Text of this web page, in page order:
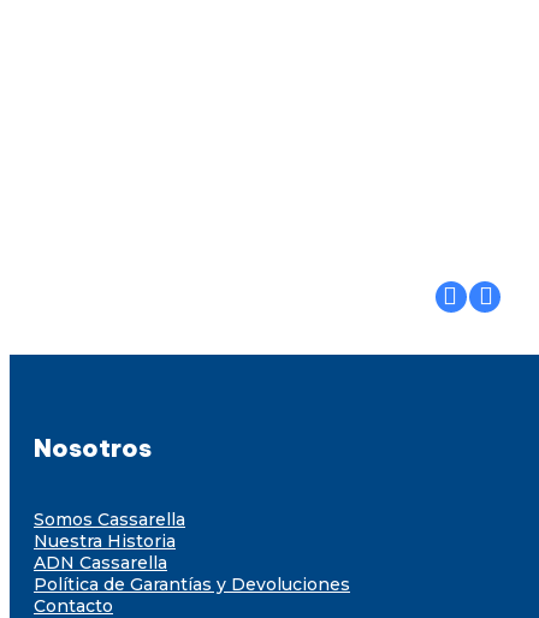
Nosotros
Somos Cassarella
Nuestra Historia
ADN Cassarella
Política de Garantías y Devoluciones
Contacto